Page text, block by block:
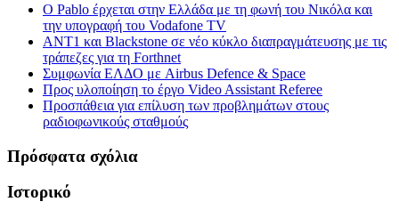
Ο Pablo έρχεται στην Ελλάδα με τη φωνή του Νικόλα και
την υπογραφή του Vodafone TV
ΑΝΤ1 και Blackstone σε νέο κύκλο διαπραγμάτευσης με τις
τράπεζες για τη Forthnet
Συμφωνία ΕΛΔΟ με Airbus Defence & Space
Προς υλοποίηση το έργο Video Assistant Referee
Προσπάθεια για επίλυση των προβλημάτων στους
ραδιοφωνικούς σταθμούς
Πρόσφατα σχόλια
Ιστορικό